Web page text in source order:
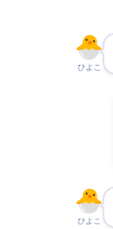
ひよこ
ひよこ